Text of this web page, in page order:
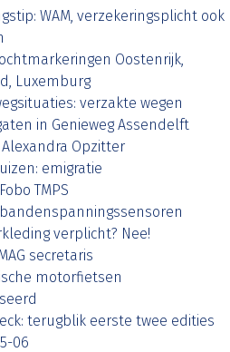
WAM, verzekeringsplicht ook
Oostenrijk,
Luxemburg
verzakte wegen
in Genieweg Assendelft
Opzitter
emigratie
Fobo TMPS
bandenspanningssensoren
verplicht? Nee!
secretaris
motorfietsen
terugblik eerste twee edities
06